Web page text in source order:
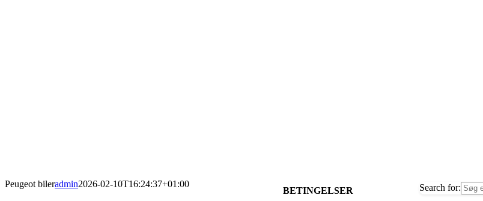
Peugeot bileradmin2026-02-10T16:24:37+01:00 Search for:
BETINGELSER